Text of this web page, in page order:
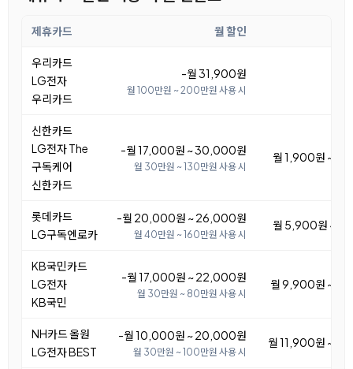
제휴카드 월 할인
우리카드
LG전자
우리카드
-월 31,900원
월 100만원 ~ 200만원 사용 시
신한카드
LG전자 The
구독케어
신한카드
-월 17,000원 ~ 30,000원
월 30만원 ~ 130만원 사용 시
월 1,900원 ~
롯데카드
LG구독엔로카
-월 20,000원 ~ 26,000원
월 40만원 ~ 160만원 사용 시
월 5,900원 ~
KB국민카드
LG전자
KB국민
-월 17,000원 ~ 22,000원
월 30만원 ~ 80만원 사용 시
월 9,900원 ~
NH카드 올원
LG전자 BEST
-월 10,000원 ~ 20,000원
월 30만원 ~ 100만원 사용 시
월 11,900원 ~